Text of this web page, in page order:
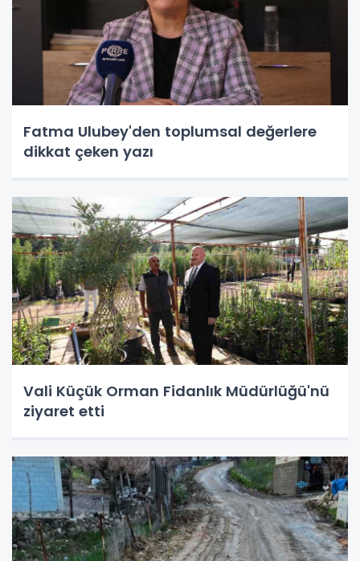
Fatma Ulubey'den toplumsal değerlere
dikkat çeken yazı
Vali Küçük Orman Fidanlık Müdürlüğü'nü
ziyaret etti